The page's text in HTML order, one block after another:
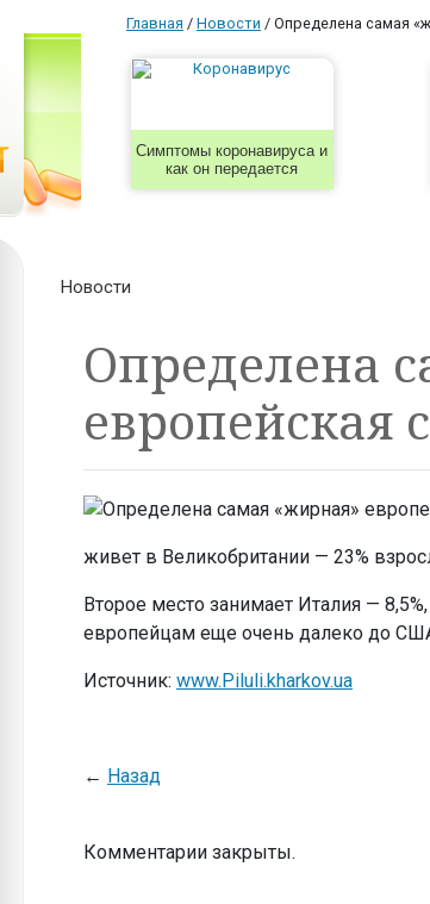
Главная / Новости / Определена самая
Симптомы коронавируса и
как он передается
Новости
Определена
европейская
живет в Великобритании — 23%
Второе место занимает Италия —
европейцам еще очень далеко до
Источник: www.Piluli.kharkov.ua
← Назад
Комментарии закрыты.